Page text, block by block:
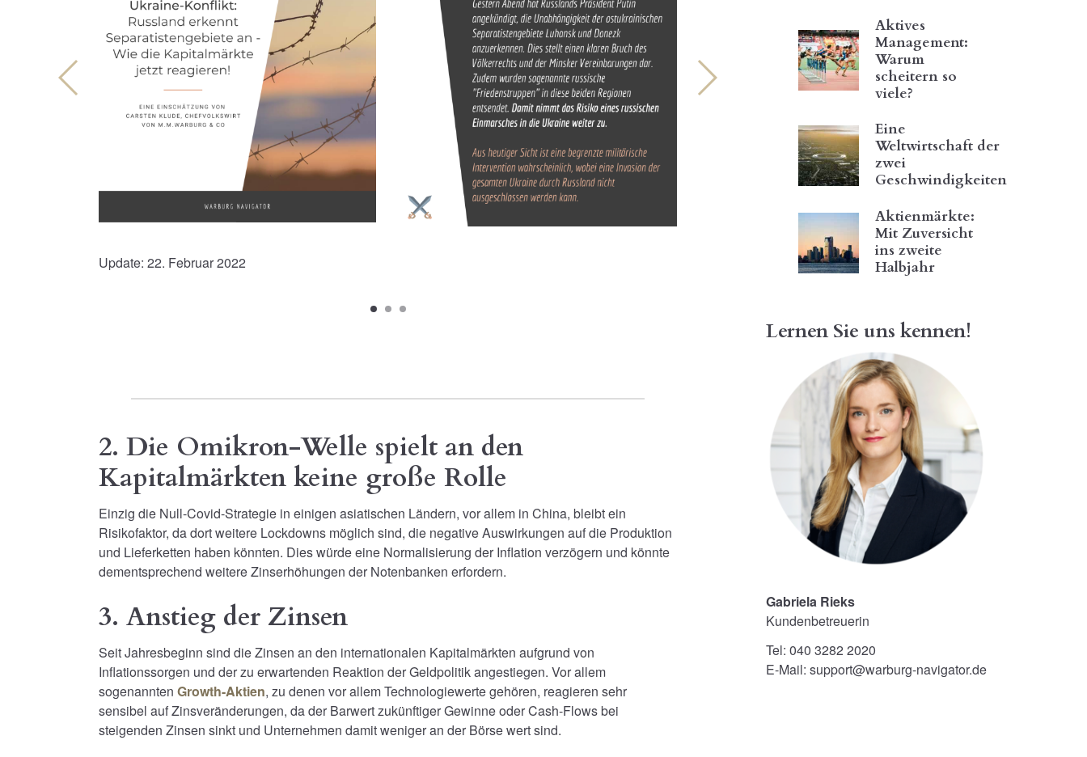
Update: 22. Februar 2022
2. Die Omikron-Welle spielt an den
Kapitalmärkten keine große Rolle
Einzig die Null-Covid-Strategie in einigen asiatischen Ländern, vor allem in China, bleibt ein
Risikofaktor, da dort weitere Lockdowns möglich sind, die negative Auswirkungen auf die Produktion
und Lieferketten haben könnten. Dies würde eine Normalisierung der Inflation verzögern und könnte
dementsprechend weitere Zinserhöhungen der Notenbanken erfordern.
3. Anstieg der Zinsen
Seit Jahresbeginn sind die Zinsen an den internationalen Kapitalmärkten aufgrund von
Inflationssorgen und der zu erwartenden Reaktion der Geldpolitik angestiegen. Vor allem
sogenannten Growth-Aktien, zu denen vor allem Technologiewerte gehören, reagieren sehr
sensibel auf Zinsveränderungen, da der Barwert zukünftiger Gewinne oder Cash-Flows bei
steigenden Zinsen sinkt und Unternehmen damit weniger an der Börse wert sind.
Aktives
Management:
Warum
scheitern so
viele?
Eine
Weltwirtschaft der
zwei
Geschwindigkeiten
Aktienmärkte:
Mit Zuversicht
ins zweite
Halbjahr
Lernen Sie uns kennen!
Gabriela Rieks
Kundenbetreuerin
Tel: 040 3282 2020
E-Mail: support@warburg-navigator.de